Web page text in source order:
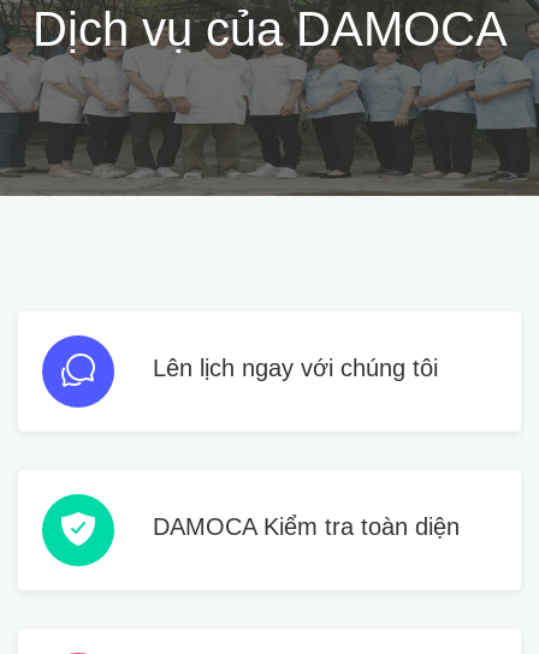
Dịch vụ của DAMOCA
Lên lịch ngay với chúng tôi
DAMOCA Kiểm tra toàn diện